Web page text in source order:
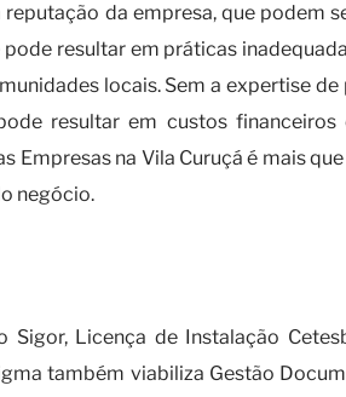
reputação da empresa, que podem
resultar em práticas
locais. Sem a expertise
resultar em custos
Empresas na Vila Curuçá é mais
negócio.
Sigor, Licença de Instalação
também viabiliza Gestão